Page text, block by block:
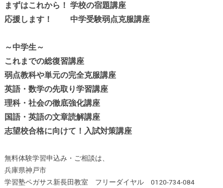
まずはこれから！ 学校の宿題講座
応援します！ 中学受験弱点克服講座
～中学生～
これまでの総復習講座
弱点教科や単元の完全克服講座
英語・数学の先取り学習講座
理科・社会の徹底強化講座
国語・英語の文章読解講座
志望校合格に向けて！入試対策講座
無料体験学習申込み・ご相談は、
兵庫県神戸市
学習塾ペガサス新長田教室 フリーダイヤル 0120-734-084